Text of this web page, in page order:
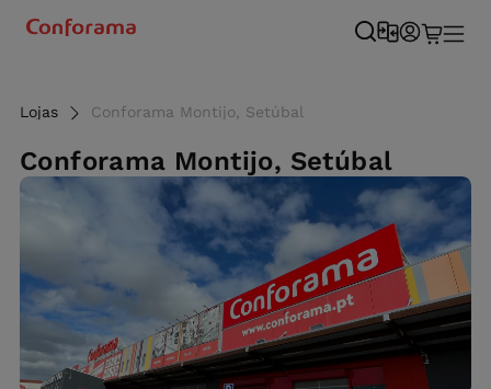
Lojas Conforama Montijo, Setúbal
Conforama Montijo, Setúbal